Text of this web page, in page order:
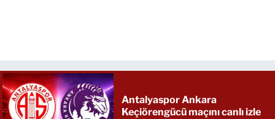
Antalyaspor Ankara
Keçiörengücü maçını canlı izle